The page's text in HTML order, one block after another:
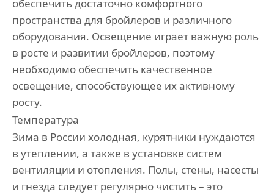
обеспечить достаточно комфортного
пространства для бройлеров и различного
оборудования. Освещение играет важную роль
в росте и развитии бройлеров, поэтому
необходимо обеспечить качественное
освещение, способствующее их активному
росту.
Температура
Зима в России холодная, курятники нуждаются
в утеплении, а также в установке систем
вентиляции и отопления. Полы, стены, насесты
и гнезда следует регулярно чистить – это